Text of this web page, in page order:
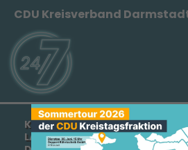
CDU Kreisverband
KONSTITUIERTE SITZUNG DES
LANDESVORSTANDES UNTER